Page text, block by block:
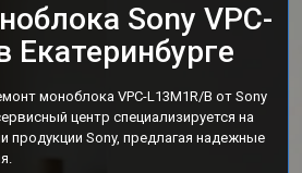
Sony VPC-
Екатеринбурге
моноблока VPC-L13M1R/B от Sony
центр специализируется на
продукции Sony, предлагая надежные